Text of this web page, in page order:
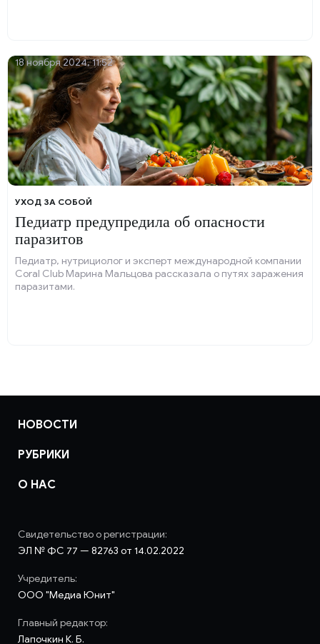
УХОД ЗА СОБОЙ
Педиатр предупредила об опасности
паразитов
Педиатр, нутрициолог и эксперт международной компании
Coral Club Марина Мальцова рассказала о путях заражения
паразитами.
18 ноября 2024, 11:52
НОВОСТИ
РУБРИКИ
О НАС
Свидетельство о регистрации:
ЭЛ № ФС 77 — 82763 от 14.02.2022
Учредитель:
ООО "Медиа Юнит"
Главный редактор:
Лапочкин К. Б.